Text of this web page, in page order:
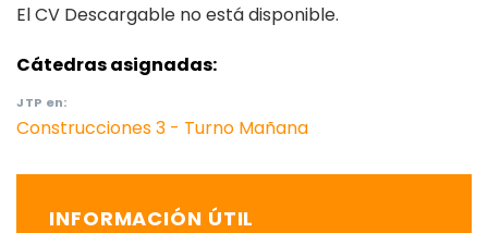
El CV Descargable no está disponible.
Cátedras asignadas:
JTP en:
Construcciones 3 - Turno Mañana
INFORMACIÓN ÚTIL